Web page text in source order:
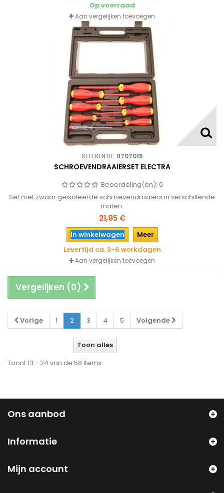
Op voorraad
Aan vergelijken toevoegen
REFERENTIE: 9707015
SCHROEVENDRAAIERSET ELECTRA
Beoordeling(en): 0
Set met zwaar geisoleerde schroevendraaiers in verschillende
maten.
21,95 €
In winkelwagen
Meer
Levertijd ca. 3-6 werkdagen
Aan vergelijken toevoegen
Vergelijken (0)
Vorige 1 2 3 4 5 Volgende
Toon alles
Toont 13 - 24 van de 58 items
Ons aanbod
Informatie
Mijn account